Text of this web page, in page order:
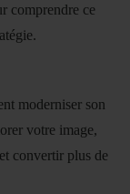
comprendre ce
moderniser son
votre image,
convertir plus de